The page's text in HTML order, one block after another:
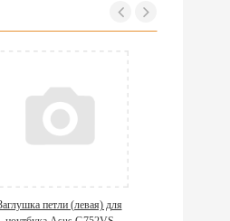
петли (левая) для